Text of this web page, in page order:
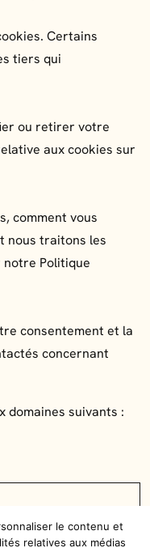
Certains
tiers qui
ou retirer votre
aux cookies sur
comment vous
nous traitons les
notre Politique
consentement et la
concernant
domaines suivants :
à rendre un site
le contenu et
relatives aux médias